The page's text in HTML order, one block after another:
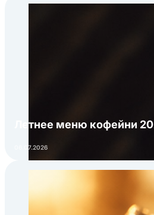
Летнее меню кофейни
06.07.2026